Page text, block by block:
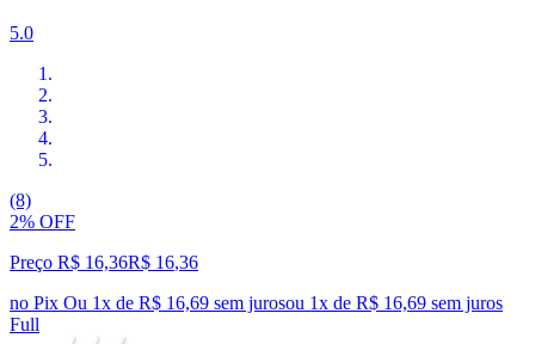
5.0
(8)
2% OFF
Preço R$ 16,36R$ 16,36
no Pix Ou 1x de R$ 16,69 sem jurosou 1x de R$ 16,69 sem juros
Full